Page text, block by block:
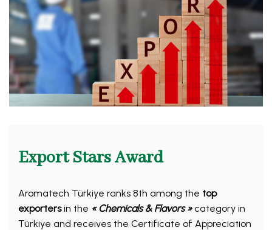
Export Stars Award
Aromatech Türkiye ranks 8th among the top
exportersin the « Chemicals & Flavors »category in
Türkiye and receives the Certificate of Appreciation